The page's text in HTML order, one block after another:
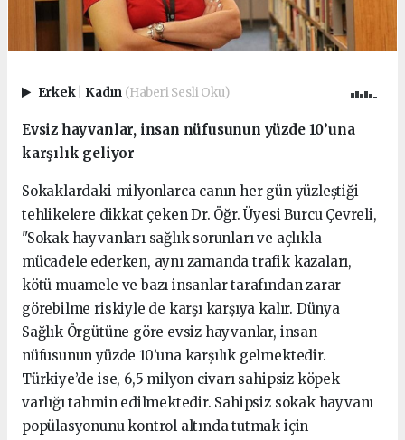
Erkek Kadın (Haberi Sesli Oku)
Evsiz hayvanlar, insan nüfusunun yüzde 10’una
karşılık geliyor
Sokaklardaki milyonlarca canın her gün yüzleştiği
tehlikelere dikkat çeken Dr. Öğr. Üyesi Burcu Çevreli,
"Sokak hayvanları sağlık sorunları ve açlıkla
mücadele ederken, aynı zamanda trafik kazaları,
kötü muamele ve bazı insanlar tarafından zarar
görebilme riskiyle de karşı karşıya kalır. Dünya
Sağlık Örgütüne göre evsiz hayvanlar, insan
nüfusunun yüzde 10’una karşılık gelmektedir.
Türkiye’de ise, 6,5 milyon civarı sahipsiz köpek
varlığı tahmin edilmektedir. Sahipsiz sokak hayvanı
popülasyonunu kontrol altında tutmak için